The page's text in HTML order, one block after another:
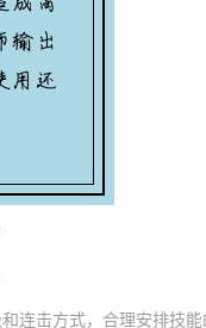
连击方式，合理安排技